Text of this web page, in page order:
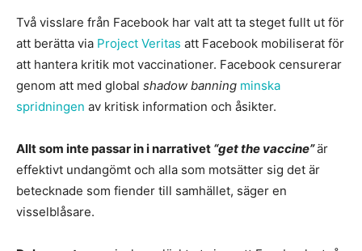
Två visslare från Facebook har valt att ta steget fullt ut för
att berätta via Project Veritas att Facebook mobiliserat för
att hantera kritik mot vaccinationer. Facebook censurerar
genom att med global shadow banning minska
spridningen av kritisk information och åsikter.
Allt som inte passar in i narrativet “get the vaccine”är
effektivt undangömt och alla som motsätter sig det är
betecknade som fiender till samhället, säger en
visselblåsare.